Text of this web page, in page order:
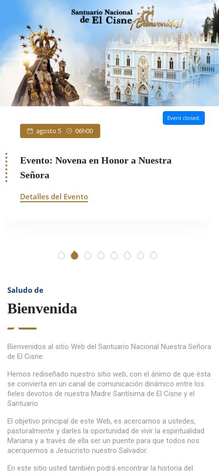
Event closed.
agosto 5 06h00
Evento: Novena en Honor a Nuestra
Señora
Detalles del Evento
Saludo de
Bienvenida
Bienvenidos al sitio Web del Santuario Nacional Nuestra Señora
de El Cisne.
Hemos rediseñado nuestro sitio web, con el ánimo de que ésta
se convierta en un canal de comunicación dinámico entre los
fieles devotos de nuestra Madre Santísima de El Cisne y el
Santuario
El objetivo principal de este Web, es acercarnos a ustedes,
pastoralmente y darles la oportunidad de vivir la espiritualidad
Mariana y a través de ella ser un puente para que todos nos
acerquemos a Jesucristo nuestro Salvador.
En este sitio usted también podrá encontrar la historia del